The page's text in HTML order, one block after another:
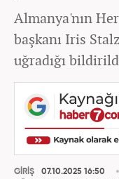
Almanya'nın
başkanı Iris
uğradığı
GİRİŞ
07.10.2025 16:50